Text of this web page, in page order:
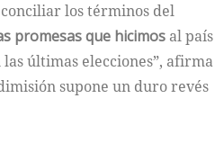
los términos del
promesas que hicimos al país
últimas elecciones”, afirma
supone un duro revés